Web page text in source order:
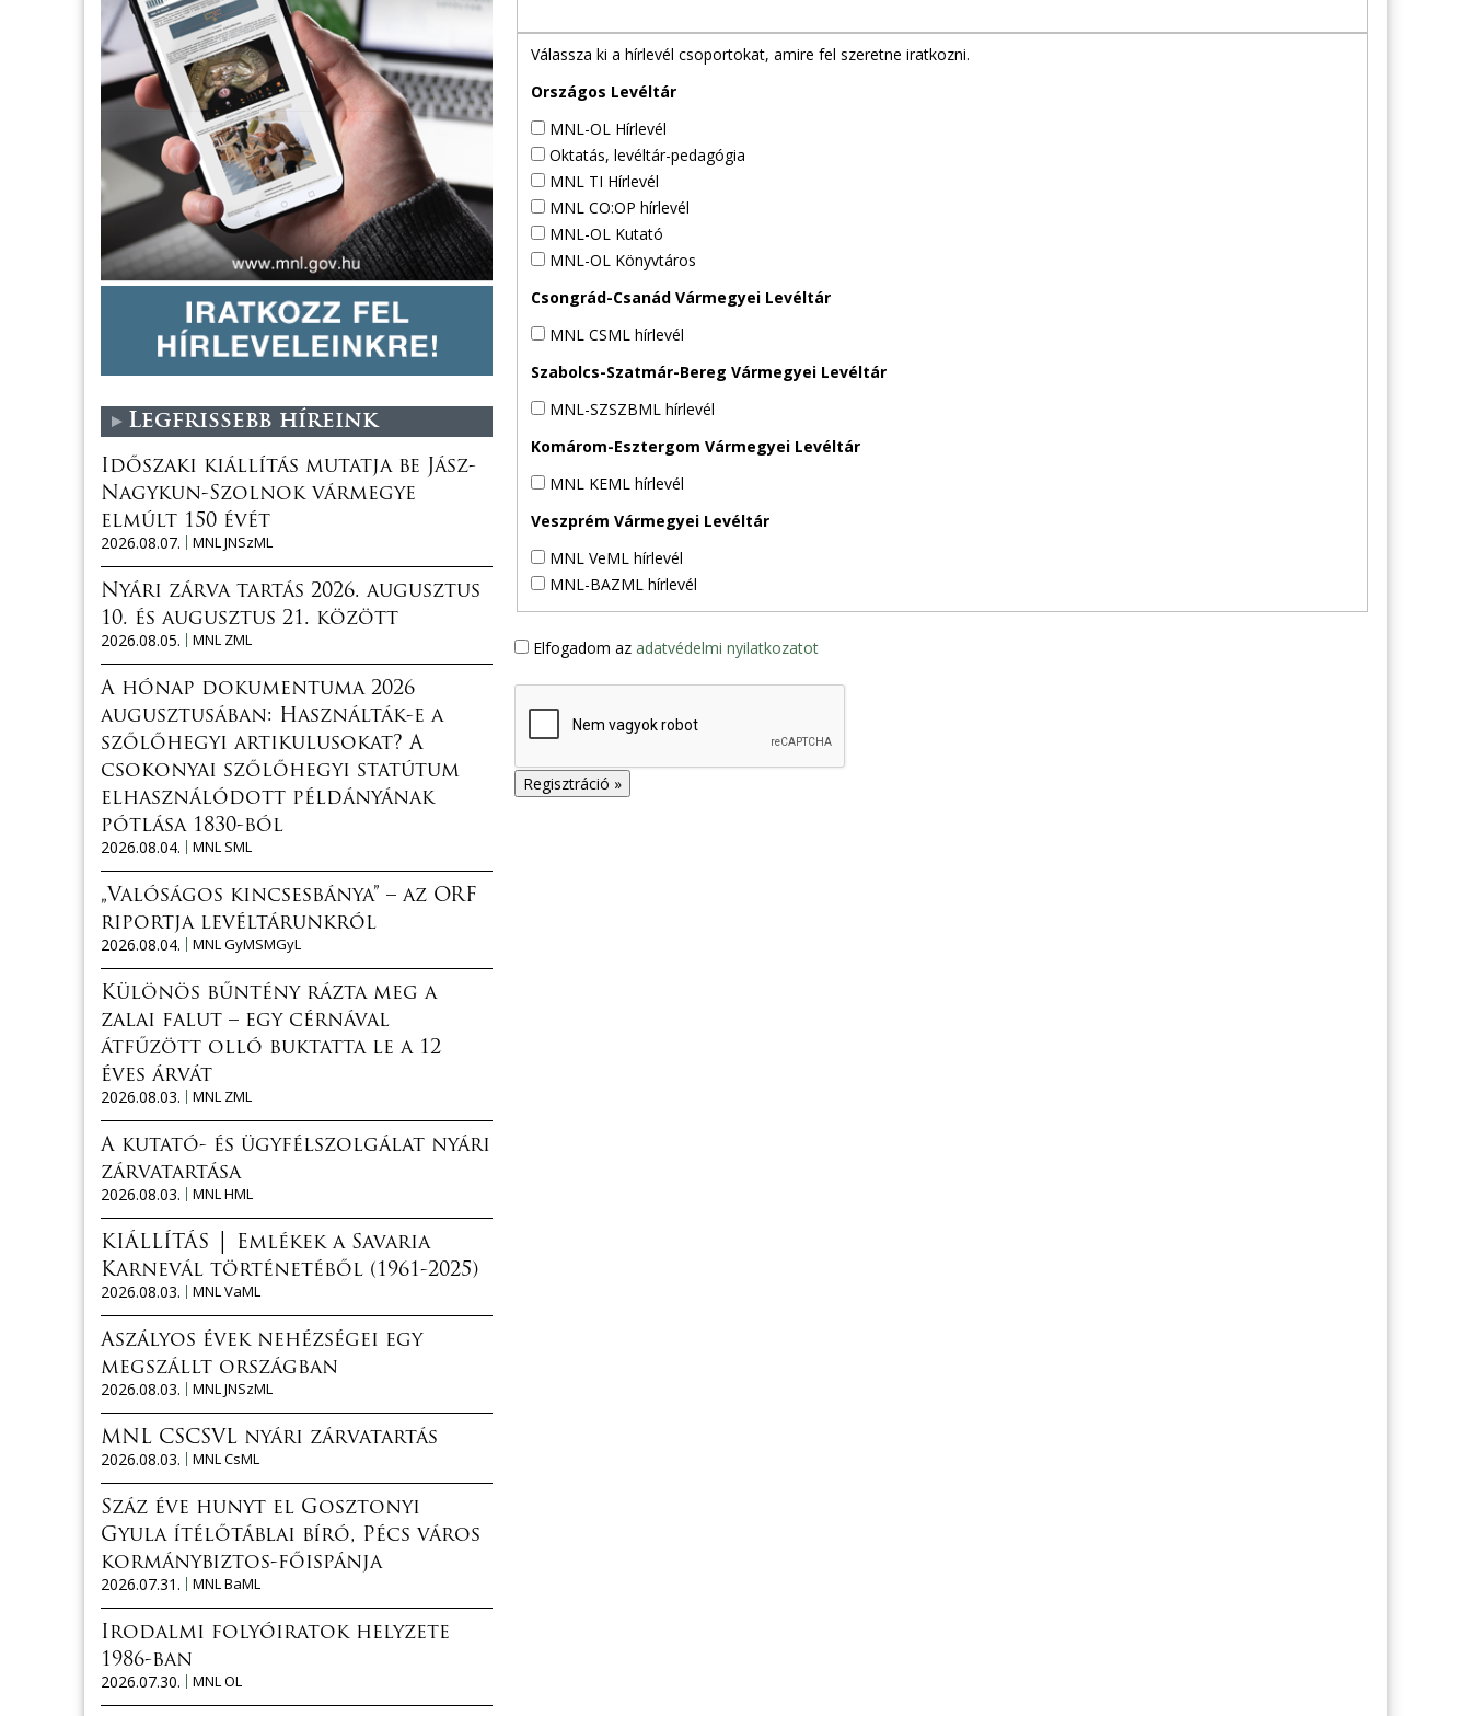
Válassza ki a hírlevél csoportokat, amire fel szeretne iratkozni.
Országos Levéltár
MNL-OL Hírlevél
Oktatás, levéltár-pedagógia
MNL TI Hírlevél
MNL CO:OP hírlevél
MNL-OL Kutató
MNL-OL Könyvtáros
Csongrád-Csanád Vármegyei Levéltár
MNL CSML hírlevél
Szabolcs-Szatmár-Bereg Vármegyei Levéltár
MNL-SZSZBML hírlevél
Komárom-Esztergom Vármegyei Levéltár
MNL KEML hírlevél
Veszprém Vármegyei Levéltár
MNL VeML hírlevél
MNL-BAZML hírlevél
Elfogadom az adatvédelmi nyilatkozatot
Legfrissebb híreink
Időszaki kiállítás mutatja be Jász-
Nagykun-Szolnok vármegye
elmúlt 150 évét
2026.08.07.
MNL JNSzML
Nyári zárva tartás 2026. augusztus
10. és augusztus 21. között
2026.08.05.
MNL ZML
A hónap dokumentuma 2026
augusztusában: Használták-e a
szőlőhegyi artikulusokat? A
csokonyai szőlőhegyi statútum
elhasználódott példányának
pótlása 1830-ból
2026.08.04.
MNL SML
„Valóságos kincsesbánya” – az ORF
riportja levéltárunkról
2026.08.04.
MNL GyMSMGyL
Különös bűntény rázta meg a
zalai falut – egy cérnával
átfűzött olló buktatta le a 12
éves árvát
2026.08.03.
MNL ZML
A kutató- és ügyfélszolgálat nyári
zárvatartása
2026.08.03.
MNL HML
KIÁLLÍTÁS │ Emlékek a Savaria
Karnevál történetéből (1961-2025)
2026.08.03.
MNL VaML
Aszályos évek nehézségei egy
megszállt országban
2026.08.03.
MNL JNSzML
MNL CSCSVL nyári zárvatartás
2026.08.03.
MNL CsML
Száz éve hunyt el Gosztonyi
Gyula ítélőtáblai bíró, Pécs város
kormánybiztos-főispánja
2026.07.31.
MNL BaML
Irodalmi folyóiratok helyzete
1986-ban
2026.07.30.
MNL OL